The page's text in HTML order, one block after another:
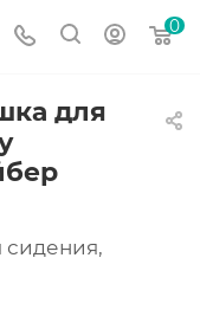
0
для